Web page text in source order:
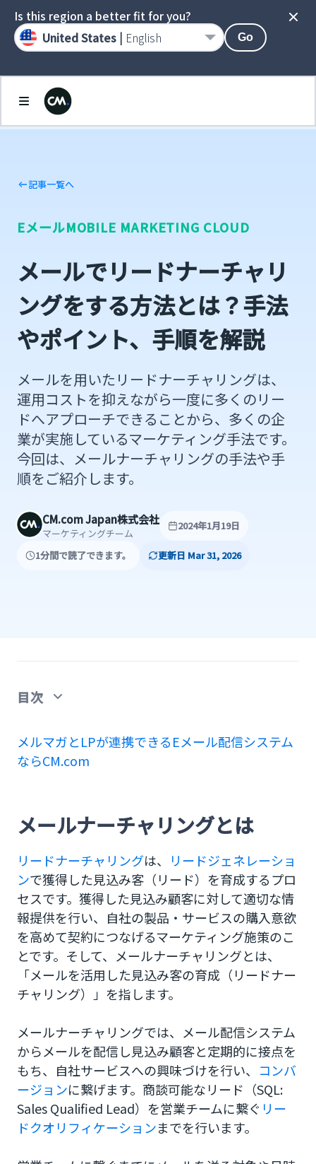
記事一覧へ
EメールMOBILE MARKETING CLOUD
メールでリードナーチャリ
ングをする方法とは？手法
やポイント、手順を解説
メールを用いたリードナーチャリングは、
運用コストを抑えながら一度に多くのリー
ドへアプローチできることから、多くの企
業が実施しているマーケティング手法です。
今回は、メールナーチャリングの手法や手
順をご紹介します。
CM.com Japan株式会社
マーケティングチーム
2024年1月19日
1分間で読了できます。 更新日 Mar 31, 2026
目次
メールナーチャリングとは
メールによるリードナーチャリングの種類
2.セグメントメール
3.ステップメール
4.サンクスメール
メールによるリードナーチャリング設計の手順
1.目標設定
2.コンテンツを作成する
4.効果測定
リードナーチャリングならメールとLPを連携でき
るCM.com!
メルマガとLPが連携できるEメール配信システム
ならCM.com
メールナーチャリングとは
リードナーチャリングは、
リードジェネレーショ
ンで獲得した見込み客（リード）を育成するプロ
セスです。獲得した見込み顧客に対して適切な情
報提供を行い、自社の製品・サービスの購入意欲
を高めて契約につなげるマーケティング施策のこ
とです。そして、メールナーチャリングとは、
「メールを活用した見込み客の育成（リードナー
チャリング）」を指します。
メールナーチャリングでは、メール配信システム
からメールを配信し見込み顧客と定期的に接点を
もち、自社サービスへの興味づけを行い、
コンバ
ージョンに繋げます。商談可能なリード（SQL:
Sales Qualified Lead）を営業チームに繋ぐ リー
ドクオリフィケーションまでを行います。
Is this region a better fit for you?
United States | English Go